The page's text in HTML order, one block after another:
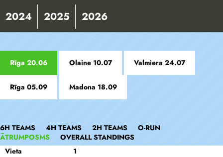
2024 2025 2026
Rīga 20.06 Olaine 10.07 Valmiera 24.07
Rīga 05.09 Madona 18.09
6H TEAMS 4H TEAMS 2H TEAMS
O-RUN
ĀTRUMPOSMS
OVERALL STANDINGS
Vieta
1